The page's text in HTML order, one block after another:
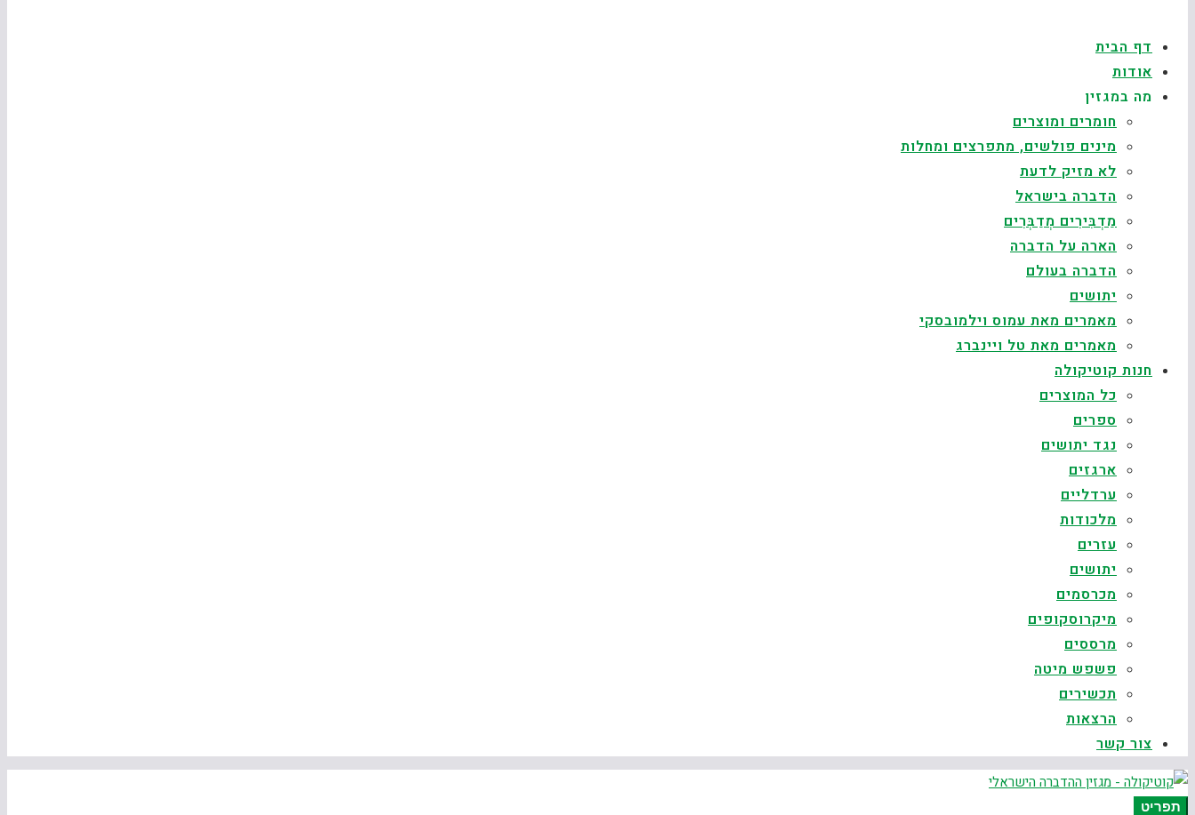
דף הבית
אודות
מה במגזין
חומרים ומוצרים
מינים פולשים, מתפרצים ומחלות
לא מזיק לדעת
הדברה בישראל
מַדְבִּירִים מְדַבְּרִים
הארה על הדברה
הדברה בעולם
יתושים
מאמרים מאת עמוס וילמובסקי
מאמרים מאת טל ויינברג
חנות קוטיקולה
כל המוצרים
ספרים
נגד יתושים
ארגזים
ערדליים
מלכודות
עזרים
יתושים
מכרסמים
מיקרוסקופים
מרססים
פשפש מיטה
תכשירים
הרצאות
צור קשר
תפריט